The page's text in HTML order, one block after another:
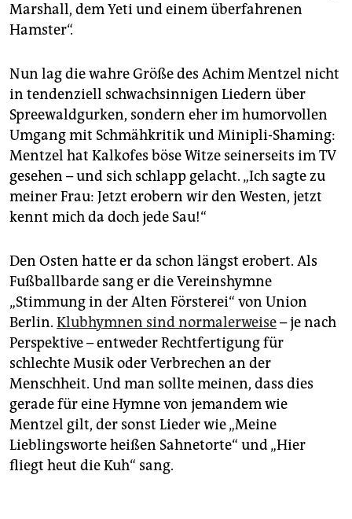
Marshall, dem Yeti und einem überfahrenen
Hamster“.
Nun lag die wahre Größe des Achim Mentzel nicht
in tendenziell schwachsinnigen Liedern über
Spreewaldgurken, sondern eher im humorvollen
Umgang mit Schmähkritik und Minipli-Shaming:
Mentzel hat Kalkofes böse Witze seinerseits im TV
gesehen – und sich schlapp gelacht. „Ich sagte zu
meiner Frau: Jetzt erobern wir den Westen, jetzt
kennt mich da doch jede Sau!“
Den Osten hatte er da schon längst erobert. Als
Fußballbarde sang er die Vereinshymne
„Stimmung in der Alten Försterei“ von Union
Berlin. Klubhymnen sind normalerweise– je nach
Perspektive – entweder Rechtfertigung für
schlechte Musik oder Verbrechen an der
Menschheit. Und man sollte meinen, dass dies
gerade für eine Hymne von jemandem wie
Mentzel gilt, der sonst Lieder wie „Meine
Lieblingsworte heißen Sahnetorte“ und „Hier
fliegt heut die Kuh“ sang.